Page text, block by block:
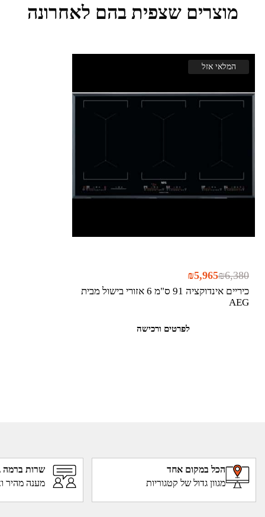
מוצרים שצפית בהם לאחרונה
המלאי אזל
כיריים אינדוקציה 91 ס"מ 6 אזורי בישול מבית
AEG
₪6,380
₪5,965
לפרטים ורכישה
הכל במקום אחד
מגוון גדול של קטגוריות
שרות ברמה
מענה מהיר